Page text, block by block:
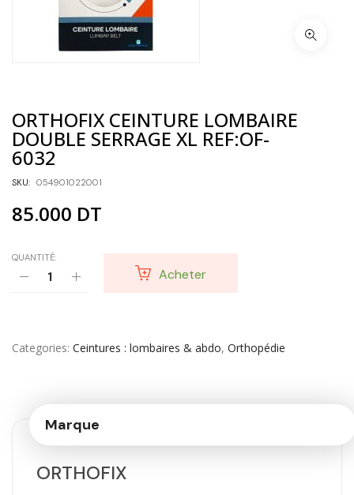
ORTHOFIX CEINTURE LOMBAIRE
DOUBLE SERRAGE XL REF:OF-
6032
SKU: 054901022001
85.000 DT
QUANTITÉ:
Acheter
Categories Ceintures : lombaires & abdo, Orthopédie
Marque
ORTHOFIX